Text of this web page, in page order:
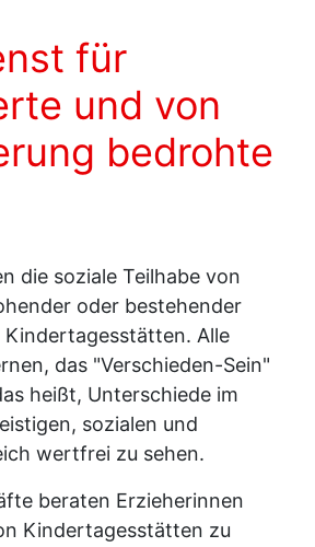
für
und von
bedrohte
die soziale Teilhabe von
oder bestehender
Kindertagesstätten. Alle
das "Verschieden-Sein"
heißt, Unterschiede im
sozialen und
wertfrei zu sehen.
beraten Erzieherinnen
Kindertagesstätten zu